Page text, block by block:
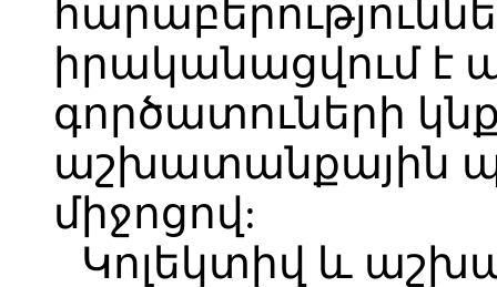
իրականացվում է
գործատուների
աշխատանքային
միջոցով:
Կոլեկտիվ և